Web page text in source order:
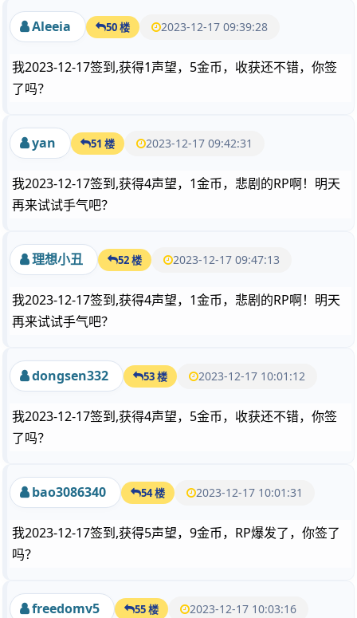
Aleeia 50 楼 2023-12-17 09:39:28
我2023-12-17签到,获得1声望，5金币，收获还不错，你签
了吗？
yan 51 楼 2023-12-17 09:42:31
我2023-12-17签到,获得4声望，1金币，悲剧的RP啊！明天
再来试试手气吧？
理想小丑 52 楼 2023-12-17 09:47:13
我2023-12-17签到,获得4声望，1金币，悲剧的RP啊！明天
再来试试手气吧？
dongsen332 53 楼 2023-12-17 10:01:12
我2023-12-17签到,获得4声望，5金币，收获还不错，你签
了吗？
bao3086340 54 楼 2023-12-17 10:01:31
我2023-12-17签到,获得5声望，9金币，RP爆发了，你签了
吗？
freedomv5 55 楼 2023-12-17 10:03:16